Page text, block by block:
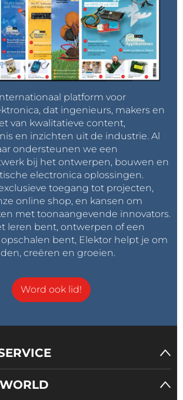
platform voor
dat ingenieurs, makers en
van kwalitatieve content,
en inzichten uit de industrie. Al
ondersteunen we een
bij het ontwerpen, bouwen en
electronica oplossingen.
toegang tot projecten,
online shop, en kansen om
met toonaangevende innovators.
leren bent, ontwerpen of een
bent, Elektor helpt je om
creëren en groeien.
Word ook lid!